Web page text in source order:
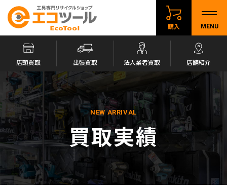
購入 MENU
店頭買取 出張買取 法人業者買取 店舗紹介
NEW ARRIVAL
買取実績